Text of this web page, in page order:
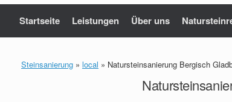
Startseite Leistungen Über uns
Steinsanierung » local » Natursteinsanierung Bergisch